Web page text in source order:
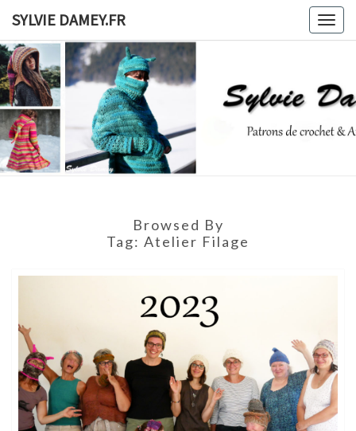
content
SYLVIE DAMEY.FR
SYLVIE
De
Crochet
Ateliers
Browsed By
Tag: Atelier Filage